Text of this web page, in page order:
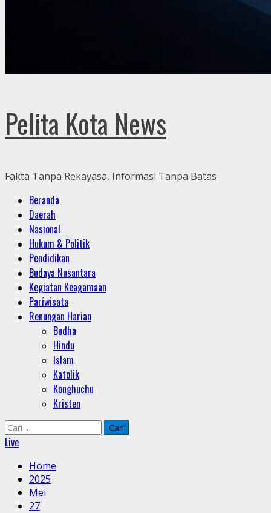
Pelita Kota News
Fakta Tanpa Rekayasa, Informasi Tanpa Batas
Primary
Menu
Beranda
Daerah
Nasional
Hukum & Politik
Pendidikan
Budaya Nusantara
Kegiatan Keagamaan
Pariwisata
Renungan Harian
Budha
Hindu
Islam
Katolik
Konghuchu
Kristen
Cari
untuk:
Live
Home
2025
Mei
27